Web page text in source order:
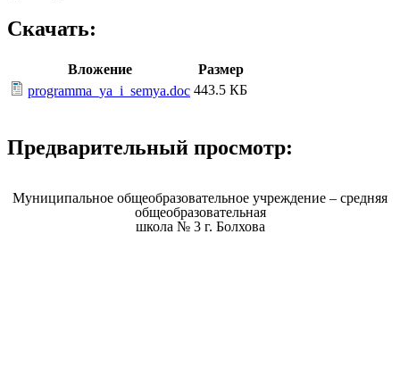
Скачать:
Вложение
Размер
programma_ya_i_semya.doc 443.5 КБ
Предварительный просмотр:
Муниципальное общеобразовательное учреждение – средняя
общеобразовательная
школа № 3 г. Болхова